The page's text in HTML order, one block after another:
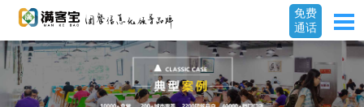
免费
通话